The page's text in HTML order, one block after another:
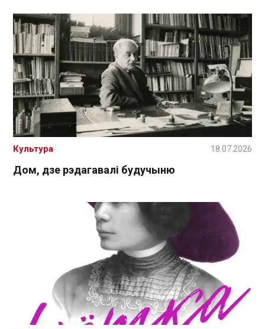
Дом, дзе рэдагавалі будучыню
Культура 18.07.2026